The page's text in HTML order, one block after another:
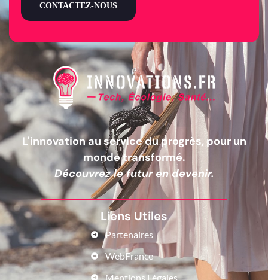
L'innovation au service du progrès, pour un
monde transformé.
Découvrez le futur en devenir.
Liens Utiles
Partenaires
WebFrance
Mentions Légales
CONTACTEZ-NOUS